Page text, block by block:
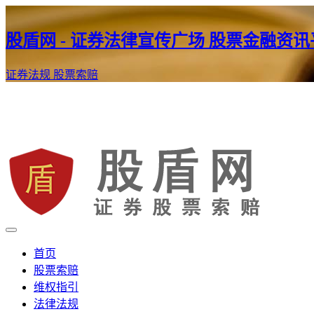
股盾网 - 证券法律宣传广场 股票金融资讯
证券法规 股票索赔
股盾网
证券股票维权网
首页
股票索赔
维权指引
法律法规